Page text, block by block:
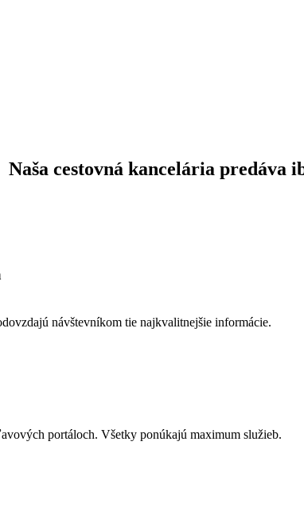
Naša cestovná kancelária predáva
návštevníkom tie najkvalitnejšie informácie.
portáloch. Všetky ponúkajú maximum služieb.